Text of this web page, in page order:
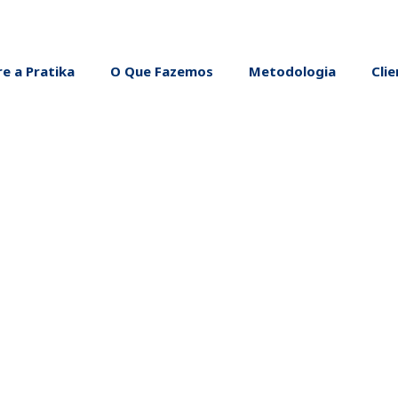
a Pratika O Que Fazemos Metodologia